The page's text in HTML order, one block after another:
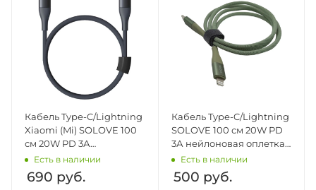
Кабель Type-C/Lightning
Xiaomi (Mi) SOLOVE 100
см 20W PD 3А
нейлоновая оплетка
(DW5 Dark Grey),темно-
серый
Есть в наличии
690 руб.
Кабель Type-C/Lightning
SOLOVE 100 см 20W PD
3А нейлоновая оплетка
(DW5 Green), зеленый
Есть в наличии
500 руб.